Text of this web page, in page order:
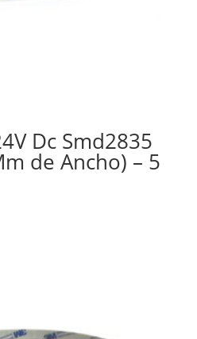
Dc Smd2835
de Ancho) – 5